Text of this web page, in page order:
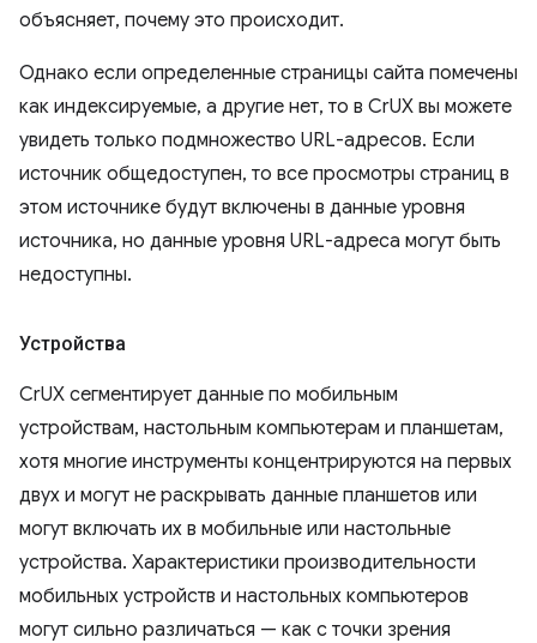
объясняет, почему это происходит.
Однако если определенные страницы сайта помечены
как индексируемые, а другие нет, то в CrUX вы можете
увидеть только подмножество URL-адресов. Если
источник общедоступен, то все просмотры страниц в
этом источнике будут включены в данные уровня
источника, но данные уровня URL-адреса могут быть
недоступны.
Устройства
CrUX сегментирует данные по мобильным
устройствам, настольным компьютерам и планшетам,
хотя многие инструменты концентрируются на первых
двух и могут не раскрывать данные планшетов или
могут включать их в мобильные или настольные
устройства. Характеристики производительности
мобильных устройств и настольных компьютеров
могут сильно различаться — как с точки зрения